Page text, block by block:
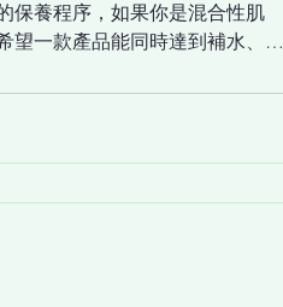
保養程序，如果你是混合性肌
望一款產品能同時達到補水、鎖